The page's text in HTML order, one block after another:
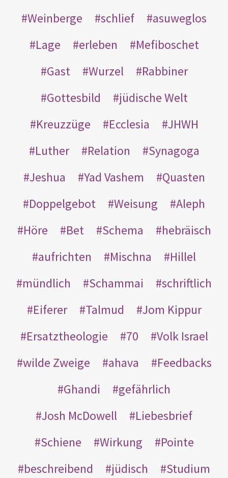
Weinberge
schlief
asuweglos
Lage
erleben
Mefiboschet
Gast
Wurzel
Rabbiner
Gottesbild
jüdische Welt
Kreuzzüge
Ecclesia
JHWH
Luther
Relation
Synagoga
Jeshua
Yad Vashem
Quasten
Doppelgebot
Weisung
Aleph
Höre
Bet Schema
hebräisch
aufrichten
Mischna
Hillel
mündlich
Schammai
schriftlich
Eiferer
Talmud
Jom Kippur
Ersatztheologie
70
Volk Israel
wilde Zweige
ahava
Feedbacks
Ghandi
gefährlich
Josh McDowell
Liebesbrief
Schiene
Wirkung
Pointe
beschreibend
jüdisch Studium